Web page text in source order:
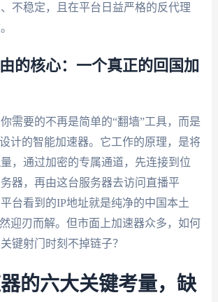
不稳定，且在平台日益严格的反代理
的核心：一个真正的回国加
需要的不再是简单的“翻墙”工具，而是
计的智能加速器。它工作的原理，是将
，通过加密的专属通道，先连接到位
器，再由这台服务器去访问直播平
台看到的IP地址就是纯净的中国本土
迎刃而解。但市面上加速器众多，如何
键射门时刻不掉链子？
的六大关键考量，缺